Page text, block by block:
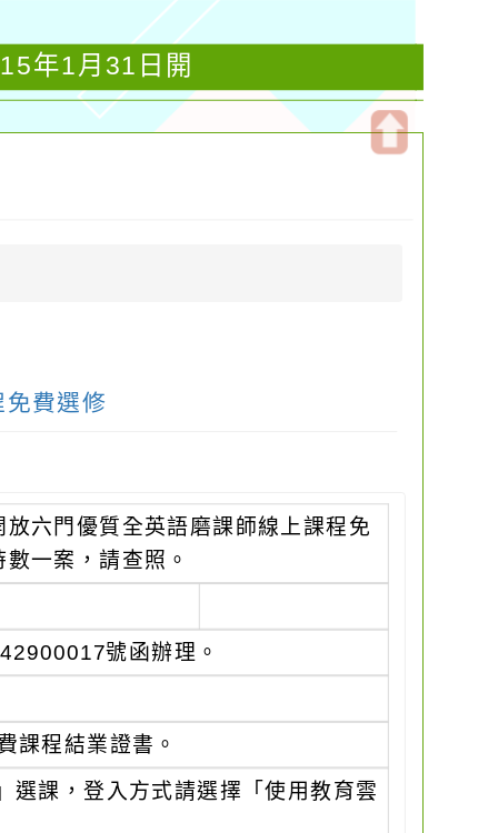
年1月31日開
費選修
六門優質全英語磨課師線上課程免
一案，請查照。
號函辦理。
課程結業證書。
選課，登入方式請選擇「使用教育雲